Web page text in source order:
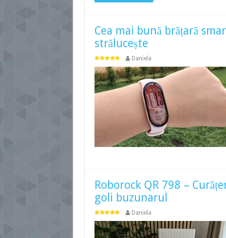
Cea mai bună brățară
strălucește
Daniela
Roborock QR 798 –
goli buzunarul
Daniela